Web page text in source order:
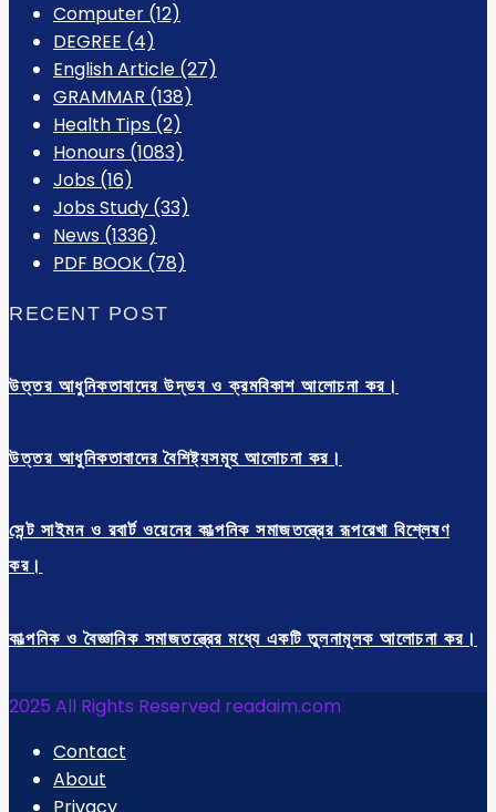
Computer (12)
DEGREE (4)
English Article (27)
GRAMMAR (138)
Health Tips (2)
Honours (1083)
Jobs (16)
Jobs Study (33)
News (1336)
PDF BOOK (78)
RECENT POST
উত্তর আধুনিকতাবাদের উদ্ভব ও ক্রমবিকাশ আলোচনা কর।
উত্তর আধুনিকতাবাদের বৈশিষ্ট্যসমূহ আলোচনা কর।
সেন্ট সাইমন ও রবার্ট ওয়েনের কাল্পনিক সমাজতন্ত্রের রূপরেখা বিশ্লেষণ
কর।
কাল্পনিক ও বৈজ্ঞানিক সমাজতন্ত্রের মধ্যে একটি তুলনামূলক আলোচনা কর।
2025 All Rights Reserved readaim.com
Contact
About